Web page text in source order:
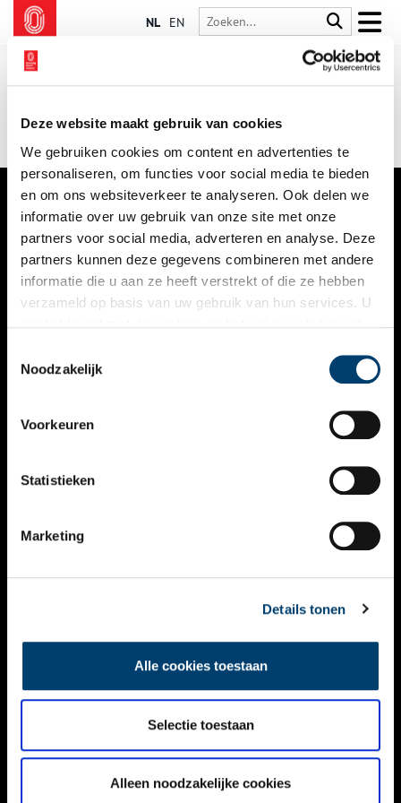
Deze website maakt gebruik van cookies
We gebruiken cookies om content en advertenties te
personaliseren, om functies voor social media te bieden
en om ons websiteverkeer te analyseren. Ook delen we
informatie over uw gebruik van onze site met onze
partners voor social media, adverteren en analyse. Deze
partners kunnen deze gegevens combineren met andere
informatie die u aan ze heeft verstrekt of die ze hebben
verzameld op basis van uw gebruik van hun services. U
Noodzakelijk
Voorkeuren
Statistieken
Marketing
Details tonen
Alle cookies toestaan
Selectie toestaan
Alleen noodzakelijke cookies
NL EN
VERHALEN
NIEUWS
KALENDER
ACTIVITEITEN
NIEUWSBRIEF
DISCLAIMER
TOEGANKELIJKHEID
Volg ONH op social media